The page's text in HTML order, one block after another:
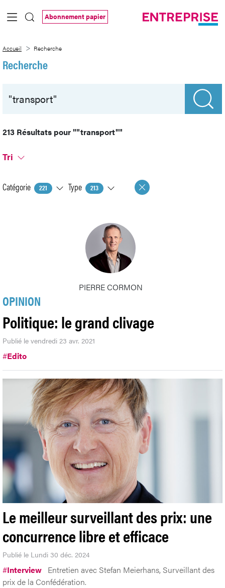
Saut au contenu principal
Abonnement papier
Accueil Recherche
Recherche
213 Résultats pour""transport""
Tri
Catégorie 221 Type 213
PIERRE CORMON
OPINION
Politique: le grand clivage
Publié le vendredi 23 avr. 2021
#Edito
Le meilleur surveillant des prix: une
concurrence libre et efficace
Publié le Lundi 30 déc. 2024
#Interview Entretien avec Stefan Meierhans, Surveillant des
prix de la Confédération.